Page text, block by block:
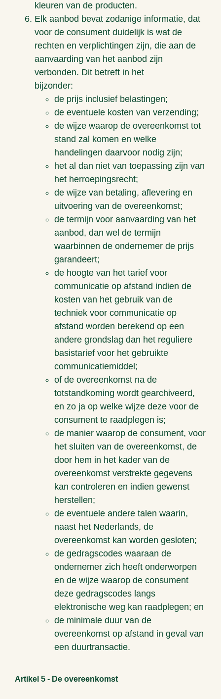
kleuren van de producten.
Elk aanbod bevat zodanige informatie, dat
voor de consument duidelijk is wat de
rechten en verplichtingen zijn, die aan de
aanvaarding van het aanbod zijn
verbonden. Dit betreft in het
bijzonder:
de prijs inclusief belastingen;
de eventuele kosten van verzending;
de wijze waarop de overeenkomst tot
stand zal komen en welke
handelingen daarvoor nodig zijn;
het al dan niet van toepassing zijn van
het herroepingsrecht;
de wijze van betaling, aflevering en
uitvoering van de overeenkomst;
de termijn voor aanvaarding van het
aanbod, dan wel de termijn
waarbinnen de ondernemer de prijs
garandeert;
de hoogte van het tarief voor
communicatie op afstand indien de
kosten van het gebruik van de
techniek voor communicatie op
afstand worden berekend op een
andere grondslag dan het reguliere
basistarief voor het gebruikte
communicatiemiddel;
of de overeenkomst na de
totstandkoming wordt gearchiveerd,
en zo ja op welke wijze deze voor de
consument te raadplegen is;
de manier waarop de consument, voor
het sluiten van de overeenkomst, de
door hem in het kader van de
overeenkomst verstrekte gegevens
kan controleren en indien gewenst
herstellen;
de eventuele andere talen waarin,
naast het Nederlands, de
overeenkomst kan worden gesloten;
de gedragscodes waaraan de
ondernemer zich heeft onderworpen
en de wijze waarop de consument
deze gedragscodes langs
elektronische weg kan raadplegen; en
de minimale duur van de
overeenkomst op afstand in geval van
een duurtransactie.
Artikel 5 - De overeenkomst